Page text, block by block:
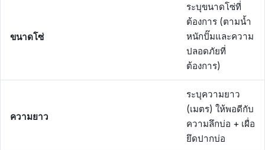
ขนาดโซ่
ระบุขนาดโซ่ที่
ต้องการ (ตามน้ำ
หนักปั๊มและความ
ปลอดภัยที่
ต้องการ)
ความยาว
ระบุความยาว
(เมตร) ให้พอดีกับ
ความลึกบ่อ + เผื่อ
ยึดปากบ่อ